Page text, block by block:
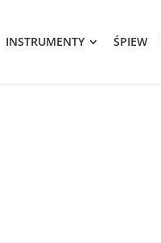
INSTRUMENTY ŚPIEW